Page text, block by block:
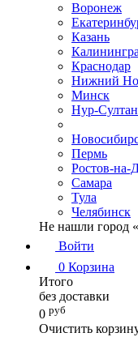
Воронеж
Казань
Краснодар
Нижний
Минск
Нур-Султан
Пермь
Ростов-на-
Самара
Тула
Челябинск
Не нашли город «
Войти
0 Корзина
Итого
без доставки
0 руб
Очистить